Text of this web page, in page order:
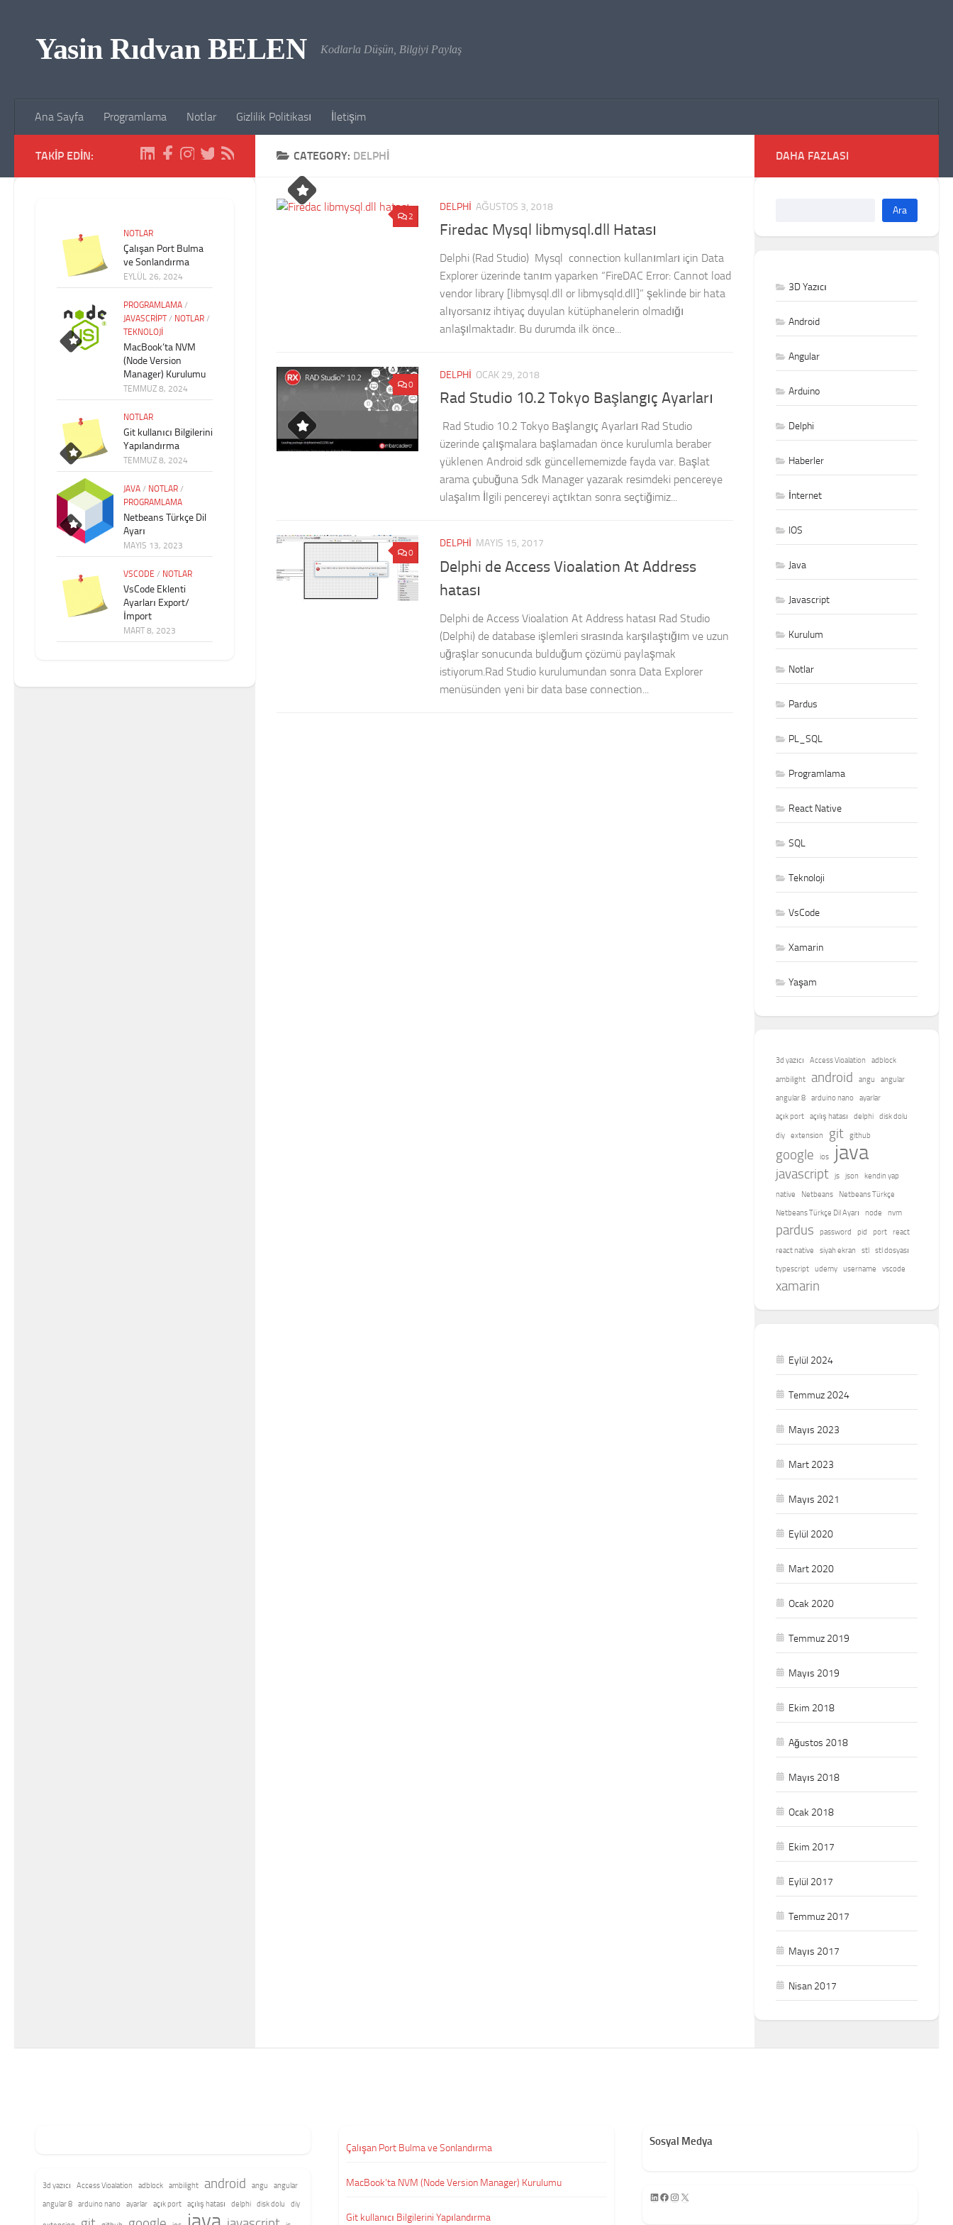
Yasin Rıdvan BELEN Kodlarla Düşün, Bilgiyi Paylaş
Ana Sayfa Programlama Notlar Gizlilik Politikası İletişim
CATEGORY: DELPHI
2
DELPHI AĞUSTOS 3, 2018
Firedac Mysql libmysql.dll Hatası
Delphi (Rad Studio) Mysql connection kullanımları için Data
Explorer üzerinde tanım yaparken “FireDAC Error: Cannot load
vendor library [libmysql.dll or libmysqld.dll]” şeklinde bir hata
alıyorsanız ihtiyaç duyulan kütüphanelerin olmadığı
anlaşılmaktadır. Bu durumda ilk önce...
0
DELPHI OCAK 29, 2018
Rad Studio 10.2 Tokyo Başlangıç Ayarları
Rad Studio 10.2 Tokyo Başlangıç Ayarları Rad Studio
üzerinde çalışmalara başlamadan önce kurulumla beraber
yüklenen Android sdk güncellememizde fayda var. Başlat
arama çubuğuna Sdk Manager yazarak resimdeki pencereye
ulaşalım İlgili pencereyi açtıktan sonra seçtiğimiz...
0
DELPHI MAYIS 15, 2017
Delphi de Access Vioalation At Address
hatası
Delphi de Access Vioalation At Address hatası Rad Studio
(Delphi) de database işlemleri sırasında karşılaştığım ve uzun
uğraşlar sonucunda bulduğum çözümü paylaşmak
istiyorum.Rad Studio kurulumundan sonra Data Explorer
menüsünden yeni bir data base connection...
TAKIP EDIN:
NOTLAR
Çalışan Port Bulma
ve Sonlandırma
EYLÜL 26, 2024
PROGRAMLAMA /
JAVASCRIPT/ NOTLAR /
TEKNOLOJI
MacBook’ta NVM
(Node Version
Manager) Kurulumu
TEMMUZ 8, 2024
NOTLAR
Git kullanıcı Bilgilerini
Yapılandırma
TEMMUZ 8, 2024
JAVA / NOTLAR /
PROGRAMLAMA
Netbeans Türkçe Dil
Ayarı
MAYIS 13, 2023
VSCODE / NOTLAR
VsCode Eklenti
Ayarları Export/
İmport
MART 8, 2023
DAHA FAZLASI
Ara
3D Yazıcı
Android
Angular
Arduino
Delphi
Haberler
İnternet
IOS
Java
Javascript
Kurulum
Notlar
Pardus
PL_SQL
Programlama
React Native
SQL
Teknoloji
VsCode
Xamarin
Yaşam
3d yazıcı Access Vioalation adblock
ambilight android angu
angular
angular 8
arduino nano
ayarlar
açık port
açılış hatası delphi disk dolu
diy extension git github
google ios java
javascript js json
kendin yap
native
Netbeans
Netbeans Türkçe
Netbeans Türkçe Dil Ayarı
node nvm
pardus password pid port
react
react native
siyah ekran stl
stl dosyası
typescript
udemy username vscode
xamarin
Eylül 2024
Temmuz 2024
Mayıs 2023
Mart 2023
Mayıs 2021
Eylül 2020
Mart 2020
Ocak 2020
Temmuz 2019
Mayıs 2019
Ekim 2018
Ağustos 2018
Mayıs 2018
Ocak 2018
Ekim 2017
Eylül 2017
Temmuz 2017
Mayıs 2017
Nisan 2017
3d yazıcı Access Vioalation adblock ambilight android angu
angular
angular 8
arduino nano ayarlar açık port açılış hatası delphi disk dolu diy
Çalışan Port Bulma ve Sonlandırma
MacBook’ta NVM (Node Version Manager) Kurulumu
Git kullanıcı Bilgilerini Yapılandırma
Sosyal Medya
LinkedIn
Facebook
Instagram
X